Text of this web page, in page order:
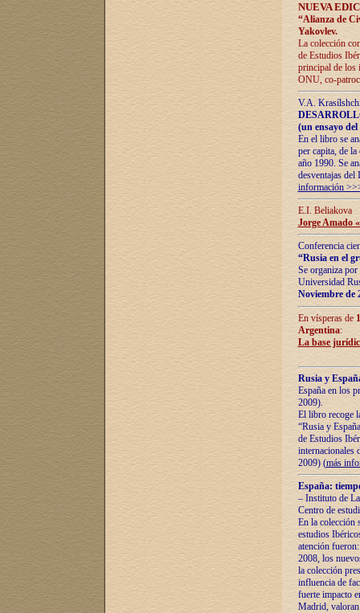
NUEVA
“Alianza de
Yakovlev.
La colección
de Estudios
principal de los
ONU, co-
V.A.
(un ensayo
En el libro se
per capita, de
año 1990. Se
desventajas
información
E.I. Beliakova
Jorge Amado
Conferencia
“Rusia en el
Se organiza
Universidad
Noviembre de
En vísperas de
Argentina:
La base
Rusia y
España en los
2009).
El libro recoge
“Rusia y
de Estudios
internacionales
2009) (más
España:
– Instituto de
Centro de
En la colección
estudios
atención
2008, los
la colección
influencia de
fuerte impacto
Madrid,